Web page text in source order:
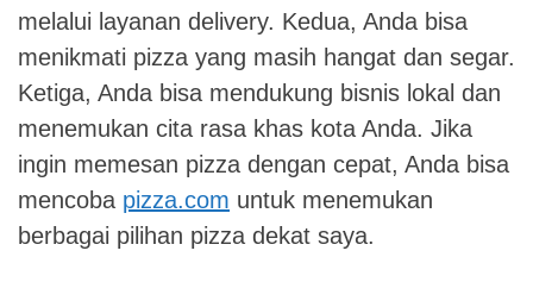
melalui layanan delivery. Kedua, Anda bisa
menikmati pizza yang masih hangat dan segar.
Ketiga, Anda bisa mendukung bisnis lokal dan
menemukan cita rasa khas kota Anda. Jika
ingin memesan pizza dengan cepat, Anda bisa
mencoba pizza.com untuk menemukan
berbagai pilihan pizza dekat saya.